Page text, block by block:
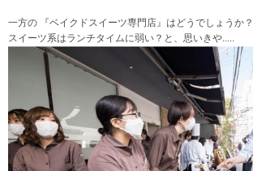
一方の 『ベイクドスイーツ専門店』はどうでしょうか？
スイーツ系はランチタイムに弱い？と、思いきや.....